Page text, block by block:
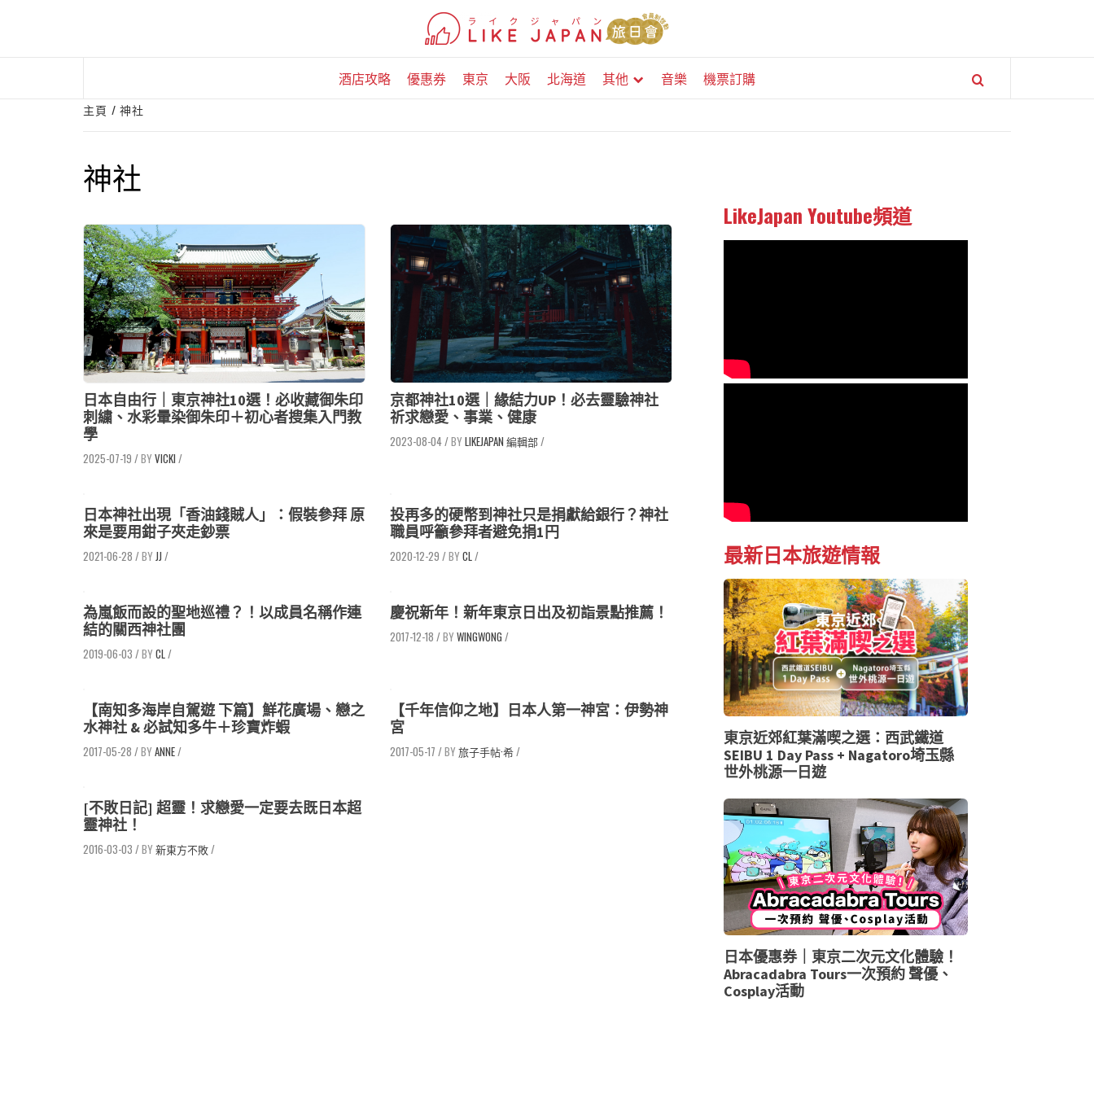
酒店攻略 優惠券 東京 大阪 北海道 其他 音樂 機票訂購
主頁 神社
神社
日本自由行｜東京神社10選！必收藏御朱印
刺繍、水彩暈染御朱印＋初心者搜集入門教
學
2025-07-19 / VICKI /
京都神社10選｜緣結力UP！必去靈驗神社
祈求戀愛、事業、健康
2023-08-04/ LIKEJAPAN 編輯部/
日本神社出現「香油錢賊人」：假裝參拜 原
來是要用鉗子夾走鈔票
2021-06-28 / JJ /
投再多的硬幣到神社只是捐獻給銀行？神社
職員呼籲參拜者避免捐1円
2020-12-29 / CL /
為嵐飯而設的聖地巡禮？！以成員名稱作連
結的關西神社團
2019-06-03 / CL /
慶祝新年！新年東京日出及初詣景點推薦！
2017-12-18 / WINGWONG /
【南知多海岸自駕遊 下篇】鮮花廣場、戀之
水神社 & 必試知多牛＋珍寶炸蝦
2017-05-28 / ANNE/
【千年信仰之地】日本人第一神宮：伊勢神
宮
2017-05-17 / 旅子手帖·希/
[不敗日記] 超靈！求戀愛一定要去既日本超
靈神社！
2016-03-03 / 新東方不敗/
LikeJapan Youtube頻道
最新日本旅遊情報
東京近郊紅葉滿喫之選：西武鐵道
SEIBU 1 Day Pass + Nagatoro埼玉縣
世外桃源一日遊
日本優惠券｜東京二次元文化體驗！
Abracadabra Tours一次預約 聲優、
Cosplay活動